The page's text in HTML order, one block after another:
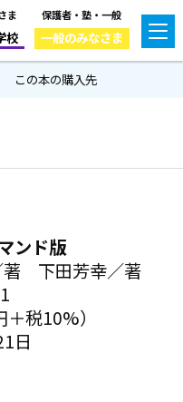
ま
校
保護者・塾・一般
一般のみなさま
この本の購入先
ンド版
下田芳幸／著
税10%）
日